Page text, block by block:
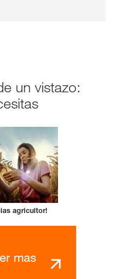
un vistazo:
agricultor!
mas